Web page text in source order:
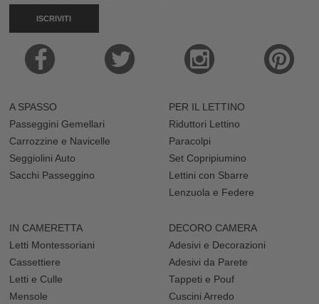
ISCRIVITI
A SPASSO
Passeggini Gemellari
Carrozzine e Navicelle
Seggiolini Auto
Sacchi Passeggino
PER IL LETTINO
Riduttori Lettino
Paracolpi
Set Copripiumino
Lettini con Sbarre
Lenzuola e Federe
IN CAMERETTA
Letti Montessoriani
Cassettiere
Letti e Culle
Mensole
DECORO CAMERA
Adesivi e Decorazioni
Adesivi da Parete
Tappeti e Pouf
Cuscini Arredo